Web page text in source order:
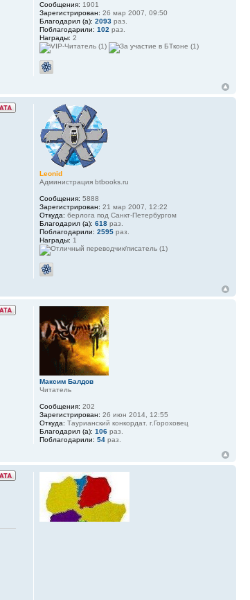
Сообщения: 1901
Зарегистрирован: 26 мар 2007, 09:50
Благодарил (а): 2093раз.
Поблагодарили: 102 раз.
Награды: 2
Leonid
Администрация btbooks.ru
Сообщения: 5888
Зарегистрирован: 21 мар 2007, 12:22
Откуда: берлога под Санкт-Петербургом
Благодарил (а): 618раз.
Поблагодарили: 2595раз.
Награды: 1
Максим Балдов
Читатель
Сообщения: 202
Зарегистрирован: 26 июн 2014, 12:55
Откуда: Таурианский конкордат. г.Гороховец
Благодарил (а): 106раз.
Поблагодарили: 54раз.